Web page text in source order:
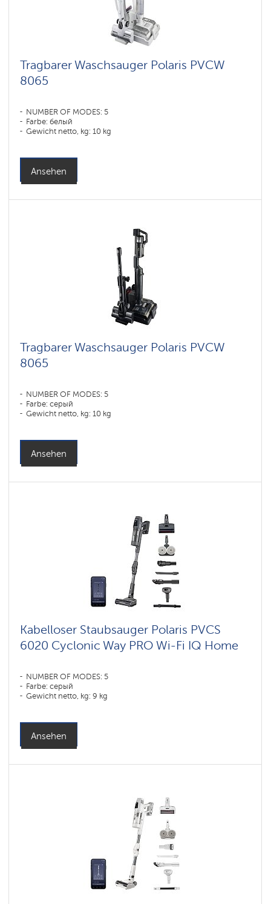
Tragbarer Waschsauger Polaris PVCW
8065
NUMBER OF MODES: 5
Farbe: белый
Gewicht netto, kg: 10 kg
Ansehen
Tragbarer Waschsauger Polaris PVCW
8065
NUMBER OF MODES: 5
Farbe: серый
Gewicht netto, kg: 10 kg
Ansehen
Kabelloser Staubsauger Polaris PVCS
6020 Cyclonic Way PRO Wi-Fi IQ Home
NUMBER OF MODES: 5
Farbe: серый
Gewicht netto, kg: 9 kg
Ansehen